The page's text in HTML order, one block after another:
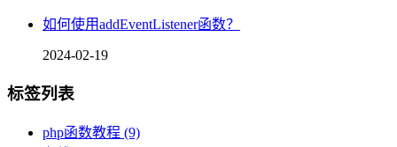
如何使用addEventListener函数？
2024-02-19
标签列表
php函数教程 (9)